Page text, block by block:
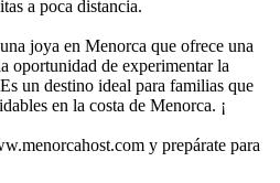
a poca distancia.
joya en Menorca que ofrece una
oportunidad de experimentar la
un destino ideal para familias que
en la costa de Menorca. ¡
y prepárate para